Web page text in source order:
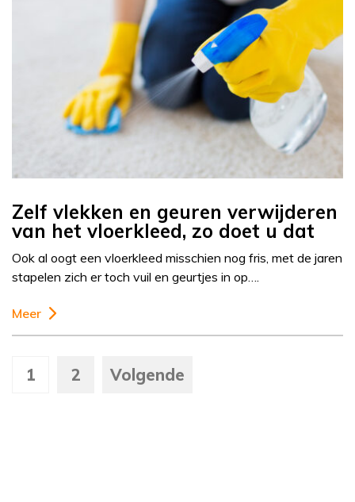
Zelf vlekken en geuren verwijderen
van het vloerkleed, zo doet u dat
Ook al oogt een vloerkleed misschien nog fris, met de jaren
stapelen zich er toch vuil en geurtjes in op….
Meer
1 2 Volgende